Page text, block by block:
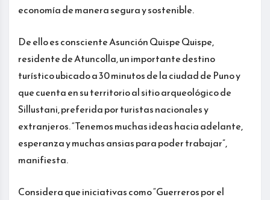
economía de manera segura y sostenible.
De ello es consciente Asunción Quispe Quispe,
residente de Atuncolla, un importante destino
turístico ubicado a 30 minutos de la ciudad de Puno y
que cuenta en su territorio al sitio arqueológico de
Sillustani, preferida por turistas nacionales y
extranjeros. “Tenemos muchas ideas hacia adelante,
esperanza y muchas ansias para poder trabajar”,
manifiesta.
Considera que iniciativas como “Guerreros por el